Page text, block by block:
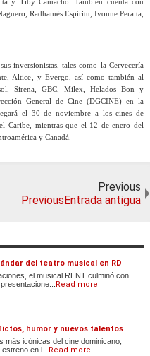
y Tiby Camacho. También cuenta con
Radhamés Espíritu, Ivonne Peralta,
inversionistas, tales como la Cervecería
Altice, y Evergo, así como también al
Sirena, GBC, Milex, Helados Bon y
General de Cine (DGCINE) en la
el 30 de noviembre a los cines de
Caribe, mientras que el 12 de enero del
y Canadá.
Previous
PreviousEntrada antigua
del teatro musical en RD
el musical RENT culminó con
Read more
humor y nuevos talentos
más icónicas del cine dominicano,
en l... Read more